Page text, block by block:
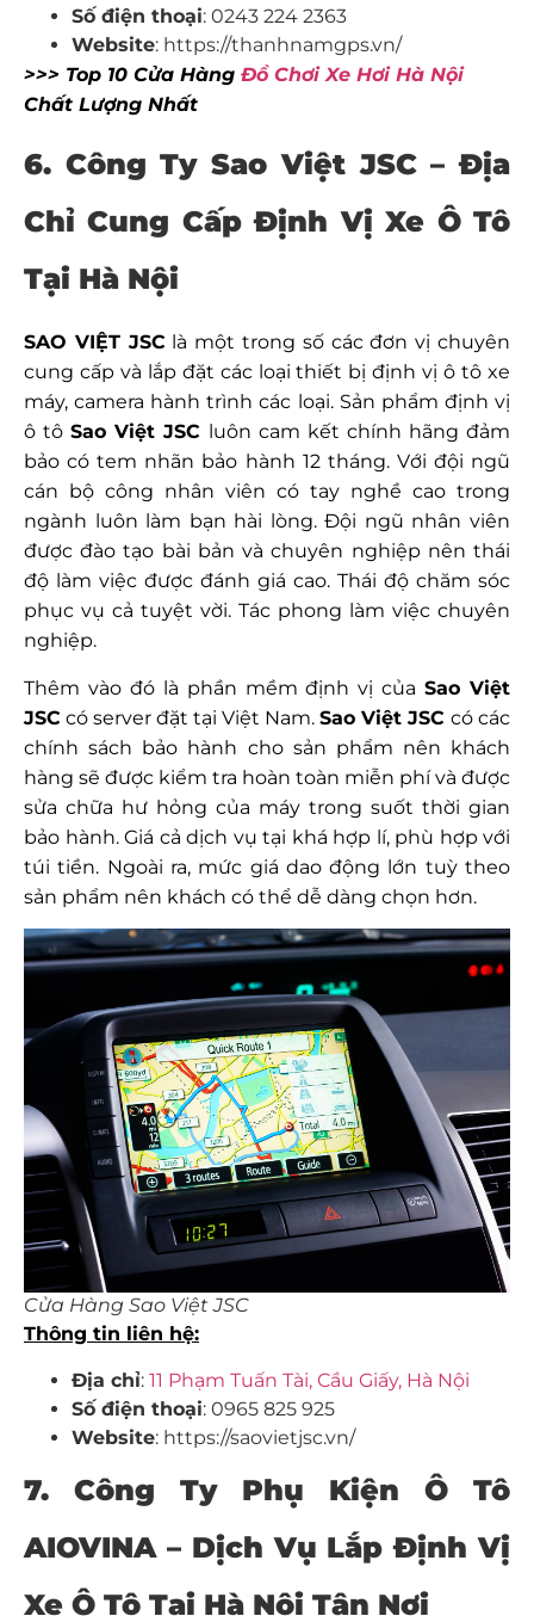
Số điện thoại: 0243 224 2363
Website: https://thanhnamgps.vn/
>>> Top 10 Cửa Hàng Đồ Chơi Xe Hơi Hà Nội
Chất Lượng Nhất
6. Công Ty Sao Việt JSC – Địa
Chỉ Cung CấpĐịnh Vị Xe Ô Tô
Tại Hà Nội
SAO VIỆT JSC là một trong số các đơn vị chuyên
cung cấp và lắp đặt các loại thiết bị định vị ô tô xe
máy, camera hành trình các loại. Sản phẩm định vị
ô tôSao Việt JSC luôn cam kết chính hãng đảm
bảo có tem nhãn bảo hành 12 tháng. Với đội ngũ
cán bộ công nhân viên có tay nghề cao trong
ngành luôn làm bạn hài lòng. Đội ngũ nhân viên
được đào tạo bài bản và chuyên nghiệp nên thái
độ làm việc được đánh giá cao. Thái độ chăm sóc
phục vụ cả tuyệt vời. Tác phong làm việc chuyên
nghiệp.
Thêm vào đó là phần mềm định vị củaSao Việt
JSC có server đặt tại Việt Nam. Sao Việt JSC có các
chính sách bảo hành cho sản phẩm nên khách
hàng sẽ được kiểm tra hoàn toàn miễn phí và được
sửa chữa hư hỏng của máy trong suốt thời gian
bảo hành. Giá cả dịch vụ tại khá hợp lí, phù hợp với
túi tiền. Ngoài ra, mức giá dao động lớn tuỳ theo
sản phẩm nên khách có thể dễ dàng chọn hơn.
Cửa Hàng Sao Việt JSC
Thông tin liên hệ:
Địa chỉ: 11 Phạm Tuấn Tài, Cầu Giấy, Hà Nội
Số điện thoại: 0965 825 925
Website: https://saovietjsc.vn/
7. Công Ty Phụ Kiện Ô Tô
AIOVINA – Dịch Vụ Lắp Định Vị
Xe Ô Tô Tại Hà Nội Tận Nơi